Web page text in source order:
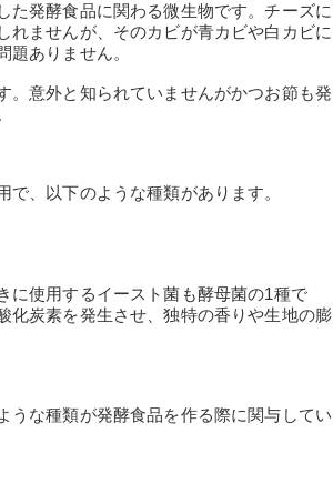
た発酵食品に関わる微生物です。チーズに
れませんが、そのカビが青カビや白カビに
ありません。
。意外と知られていませんがかつお節も発
、以下のような種類があります。
に使用するイースト菌も酵母菌の1種で
化炭素を発生させ、独特の香りや生地の膨
うな種類が発酵食品を作る際に関与してい